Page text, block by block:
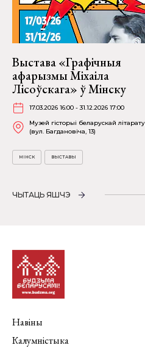
Выстава «Графічныя
афарызмы Міхаіла
Лісоўскага» ў Мінску
17.03.2026 16:00 - 31.12.2026 17:00
Музей гісторыі беларускай
(вул. Багдановіча, 13)
МІНСК ВЫСТАВЫ
ЧЫТАЦЬ ЯШЧЭ
Навіны
Калумністыка